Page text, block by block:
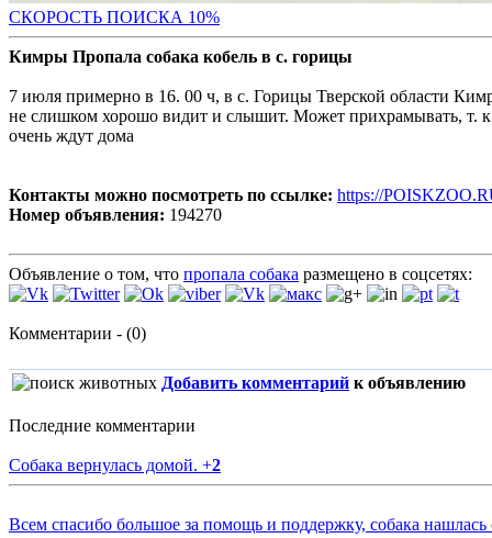
СКОРОСТЬ ПОИСКА 10%
Кимры Пропала собака кобель в с. горицы
7 июля примерно в 16. 00 ч, в с. Горицы Тверской области
не слишком хорошо видит и слышит. Может прихрамывать, т. к.
очень ждут дома
Контакты можно посмотреть по ссылке: https://
Номер объявления: 194270
Объявление о том, что пропала собака размещено в соцсетях:
Комментарии - (0)
Добавить комментарий к объявлению
Последние комментарии
Собака вернулась домой. +2
Всем спасибо большое за помощь и поддержку, собака